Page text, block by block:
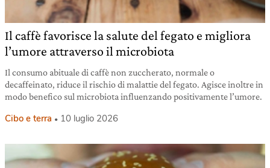
Il caffè favorisce la salute del fegato e migliora
l’umore attraverso il microbiota
Il consumo abituale di caffè non zuccherato, normale o
decaffeinato, riduce il rischio di malattie del fegato. Agisce inoltre in
modo benefico sul microbiota influenzando positivamente l’umore.
Cibo e terra 10 luglio 2026